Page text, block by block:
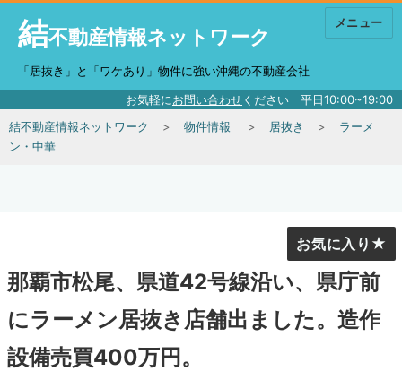
結不動産情報ネットワーク
「居抜き」と「ワケあり」物件に強い沖縄の不動産会社
お気軽にお問い合わせください 平日10:00~19:00
メニュー
結不動産情報ネットワーク 物件情報 居抜き
ラーメ
ン・中華
那覇市松尾、県道42号線沿い、県庁前
にラーメン居抜き店舗出ました。造作
設備売買400万円。
お気に入り